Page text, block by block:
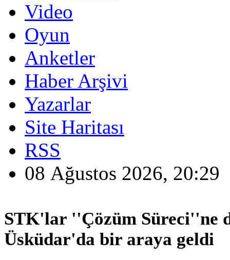
Video
Oyun
Anketler
Haber Arşivi
Yazarlar
Site Haritası
RSS
08 Ağustos 2026, 20:29
STK'lar ''Çözüm Süreci''ne
Üsküdar'da bir araya geldi